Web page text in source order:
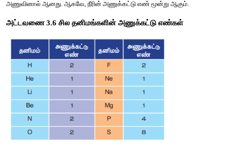
அணுக்கட்டு எண் முறையே நான்கு மற்றும் எட்டு ஆகும்.
அணுக்கட்டு எண்ணை அதிலுள்ள அணுக்களின்
மூலம் நாம் பெற முடியும். உதாரணமாக, கந்தக அமிலத்தில் (H
ஹைட்ரஜன் அணுக்களும், ஒரு சல்பர் அணுவும், நான்கு
உள்ளன. ஆகவே, கந்தக அமிலத்தினுடைய அணுக்கட்டு எண் 7
நீர் மூலக்கூறு, இரண்டு ஹைட்ரஜன் அணுக்கள் மற்றும்
அணுவினால் ஆனது. ஆகவே, நீரின் அணுக்கட்டு எண் மூன்று